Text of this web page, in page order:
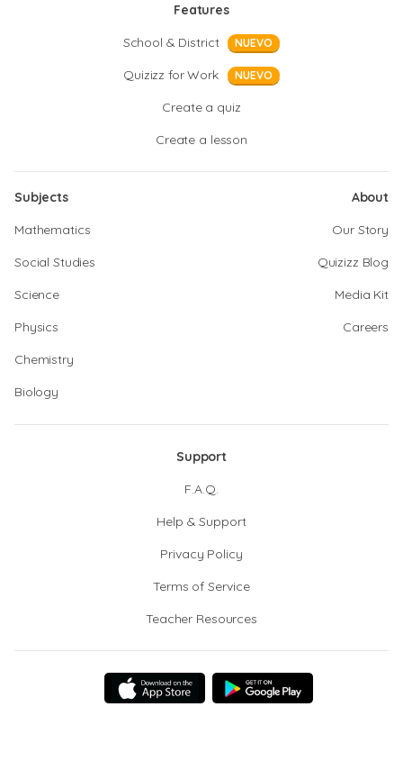
Features
School & District
NUEVO
Quizizz for Work NUEVO
Create a quiz
Create a lesson
Subjects
Mathematics
Social Studies
Science
Physics
Chemistry
Biology
About
Our Story
Quizizz Blog
Media Kit
Careers
Support
F.A.Q.
Help & Support
Privacy Policy
Terms of Service
Teacher Resources